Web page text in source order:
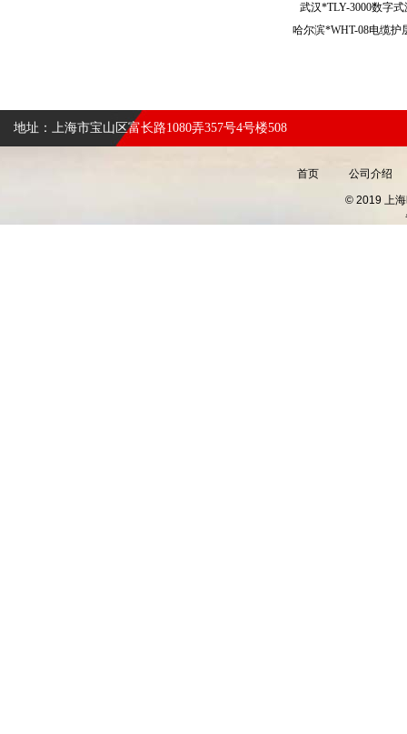
武汉*TLY-3000数字
哈尔滨*WHT-08电缆
地址：上海市宝山区富长路1080弄357号4号楼508
首页 公司介绍
© 2019 上